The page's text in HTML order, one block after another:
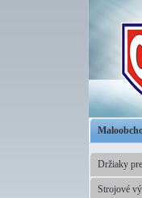
Držiaky
Strojové